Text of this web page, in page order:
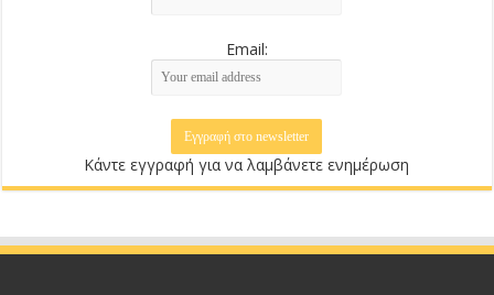
Email:
Κάντε εγγραφή για να λαμβάνετε ενημέρωση